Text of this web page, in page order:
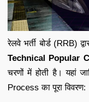
रेलवे भर्ती बोर्ड (RRB)
Technical Popular
चरणों में होती है। यहां
Process का पूरा विवरण: